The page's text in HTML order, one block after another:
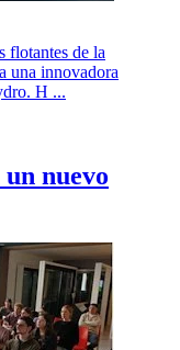
flotantes de la
una innovadora
H ...
nuevo